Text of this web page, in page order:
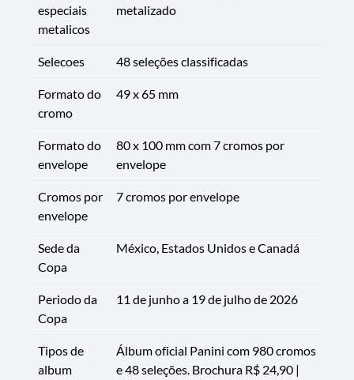
especiais
metalicos
metalizado
Selecoes 48 seleções classificadas
Formato do
cromo
49 x 65 mm
Formato do
envelope
80 x 100 mm com 7 cromos por
envelope
Cromos por
envelope
7 cromos por envelope
Sede da
Copa
México, Estados Unidos e Canadá
Periodo da
Copa
11 de junho a 19 de julho de 2026
Tipos de
album
Álbum oficial Panini com 980 cromos
e 48 seleções. Brochura R$ 24,90 |